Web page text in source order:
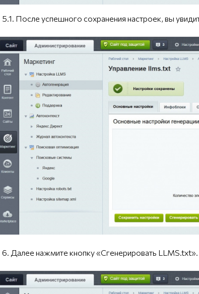
5.1. После успешного сохранения настроек, вы
6. Далее нажмите кнопку «Сгенерировать LLMS.txt».